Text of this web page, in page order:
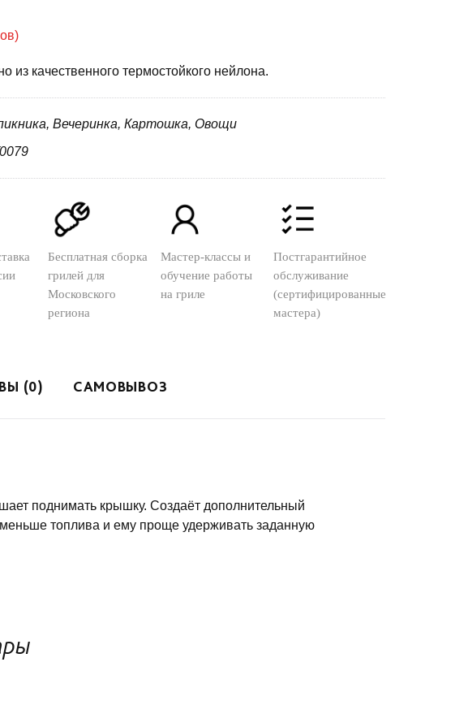
из качественного термостойкого нейлона.
Вечеринка, Картошка, Овощи
Бесплатная сборка
грилей для
Московского
региона
Мастер-классы и
обучение работы
на гриле
Постгарантийное
обслуживание
(сертифицированные
мастера)
(0) САМОВЫВОЗ
поднимать крышку. Создаёт дополнительный
топлива и ему проще удерживать заданную